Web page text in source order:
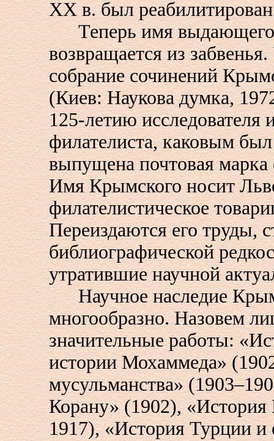
XX в. был
Теперь имя
возвращается из
собрание сочинений
(Киев: Наукова думка,
125-летию исследователя
филателиста, каковым
выпущена почтовая марка
Имя Крымского носит
филателистическое
Переиздаются его труды,
библиографической
утратившие научной
Научное наследие
многообразно. Назовем
значительные работы:
истории Мохаммеда»
мусульманства»
Корану» (1902),
1917), «История Турции и